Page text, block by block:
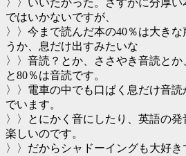
〉〉いいたかった。さすがに分厚い
ではいかないですが、
〉〉今まで読んだ本の40％は大き
うか、息だけ出すみたいな
〉〉音読？とか、ささやき音読と
と80％は音読です。
〉〉電車の中でも口ぱく息だけ音
でいます。
〉〉とにかく音にしたり、英語の
楽しいのです。
〉〉だからシャドーイングも大好き